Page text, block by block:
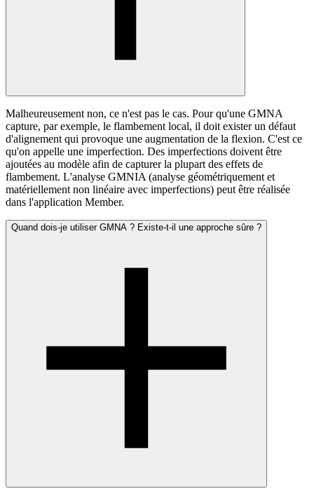
Malheureusement non, ce n'est pas le cas. Pour qu'une GMNA
capture, par exemple, le flambement local, il doit exister un défaut
d'alignement qui provoque une augmentation de la flexion. C'est ce
qu'on appelle une imperfection. Des imperfections doivent être
ajoutées au modèle afin de capturer la plupart des effets de
flambement. L'analyse GMNIA (analyse géométriquement et
matériellement non linéaire avec imperfections) peut être réalisée
dans l'application Member.
Quand dois-je utiliser GMNA ? Existe-t-il une approche sûre ?